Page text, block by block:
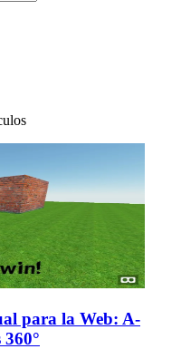
para la Web: A-